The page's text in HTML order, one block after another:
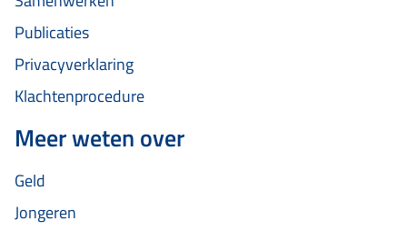
Publicaties
Privacyverklaring
Klachtenprocedure
Meer weten over
Geld
Jongeren